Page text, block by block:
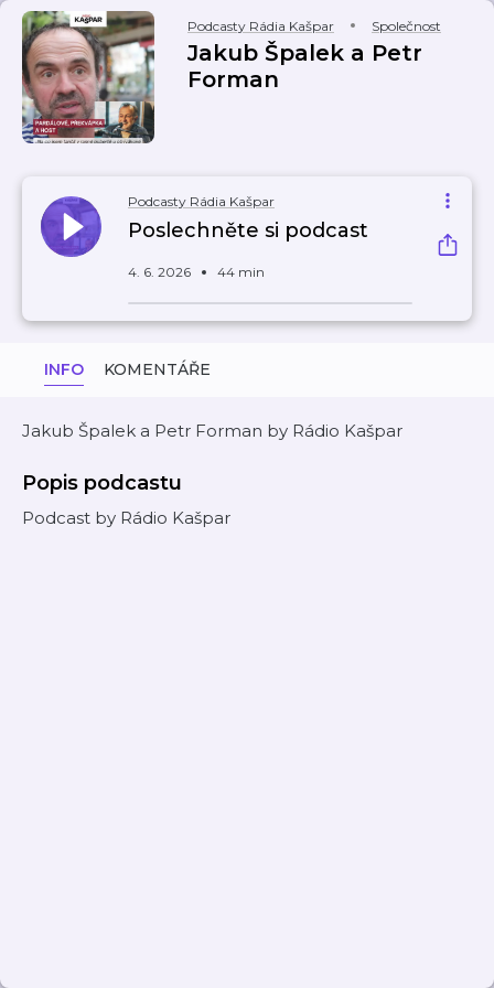
Podcasty Rádia Kašpar Společnost
Jakub Špalek a Petr
Forman
Podcasty Rádia Kašpar
Poslechněte si podcast
4. 6. 2026 44 min
INFO KOMENTÁŘE
Jakub Špalek a Petr Forman by Rádio Kašpar
Popis podcastu
Podcast by Rádio Kašpar